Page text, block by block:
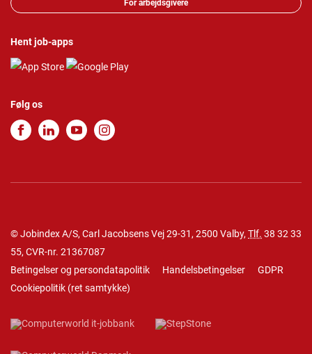
For arbejdsgivere
Hent job-apps
Følg os
© Jobindex A/S, Carl Jacobsens Vej 29-31, 2500 Valby, Tlf. 38 32 33
55, CVR-nr. 21367087
Betingelser og persondatapolitik
Handelsbetingelser
GDPR
Cookiepolitik (ret samtykke)